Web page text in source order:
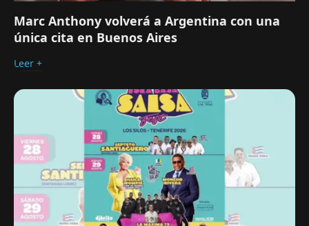
Marc Anthony volverá a Argentina con una
única cita en Buenos Aires
Leer +